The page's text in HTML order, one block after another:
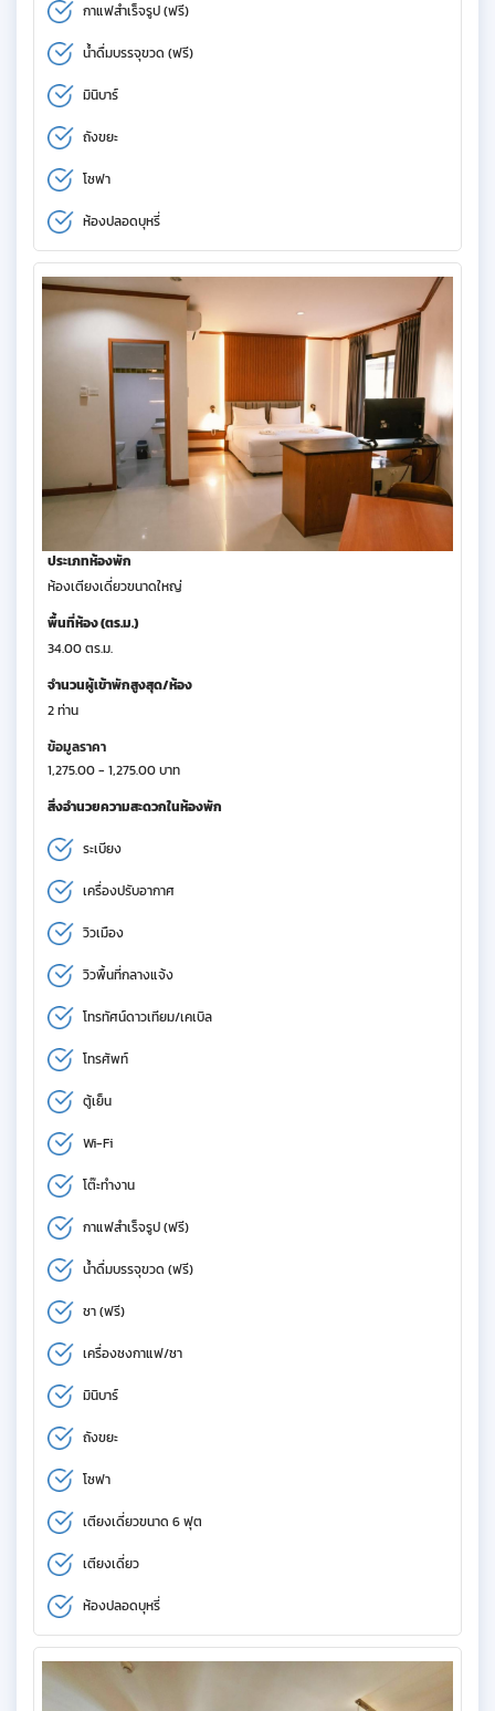
กาแฟสำเร็จรูป (ฟรี)
น้ำดื่มบรรจุขวด (ฟรี)
มินิบาร์
ถังขยะ
โซฟา
ห้องปลอดบุหรี่
ประเภทห้องพัก
ห้องเตียงเดี่ยวขนาดใหญ่
พื้นที่ห้อง (ตร.ม.)
34.00 ตร.ม.
จำนวนผู้เข้าพักสูงสุด/ห้อง
2 ท่าน
ข้อมูลราคา
1,275.00 - 1,275.00 บาท
สิ่งอำนวยความสะดวกในห้องพัก
ระเบียง
เครื่องปรับอากาศ
วิวเมือง
วิวพื้นที่กลางแจ้ง
โทรทัศน์ดาวเทียม/เคเบิล
โทรศัพท์
ตู้เย็น
Wi-Fi
โต๊ะทำงาน
กาแฟสำเร็จรูป (ฟรี)
น้ำดื่มบรรจุขวด (ฟรี)
ชา (ฟรี)
เครื่องชงกาแฟ/ชา
มินิบาร์
ถังขยะ
โซฟา
เตียงเดี่ยวขนาด 6 ฟุต
เตียงเดี่ยว
ห้องปลอดบุหรี่